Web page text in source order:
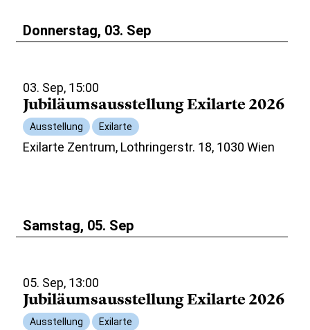
Donnerstag, 03. Sep
03. Sep, 15:00
Jubiläumsausstellung Exilarte 2026
Ausstellung Exilarte
Exilarte Zentrum, Lothringerstr. 18, 1030 Wien
Samstag, 05. Sep
05. Sep, 13:00
Jubiläumsausstellung Exilarte 2026
Ausstellung Exilarte